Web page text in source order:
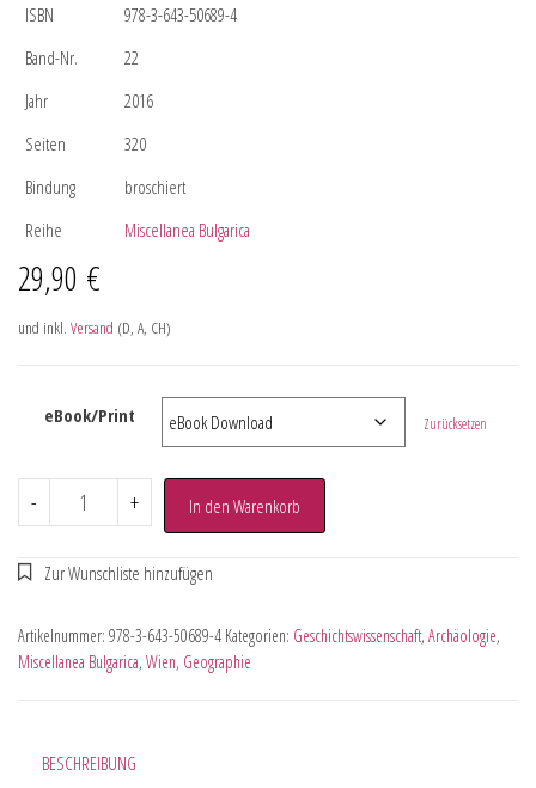
ISBN
978-3-643-50689-4
Band-Nr.
22
Jahr
2016
Seiten
320
Bindung
broschiert
Reihe
Miscellanea Bulgarica
29,90 €
und inkl. Versand (D, A, CH)
eBook/Print Zurücksetzen
- + In den Warenkorb
Artikelnummer: 978-3-643-50689-4 Kategorien: Geschichtswissenschaft, Archäologie,
Miscellanea Bulgarica, Wien, Geographie
BESCHREIBUNG